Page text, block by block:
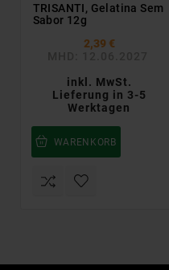
TRISANTI, Gelatina Sem
Sabor 12g
2,39 €
inkl. MwSt.
Lieferung in 3-5
Werktagen
WARENKORB